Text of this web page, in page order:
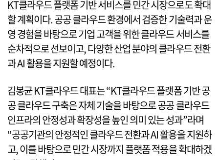
KT클라우드 플랫폼 기반 서비스를 민간 시장으로도 확대
할 계획이다. 공공 클라우드 환경에서 검증한 기술력과 운
영 경험을 바탕으로 기업 고객을 위한 클라우드 서비스를
순차적으로 선보이고, 다양한 산업 분야의 클라우드 전환
과 AI 활용을 지원할 예정이다.
김봉균 KT클라우드 대표는 “KT클라우드 플랫폼 기반 공
공 클라우드 구축은 자체 기술을 바탕으로 공공 클라우드
인프라의 안정성과 확장성을 높인 의미 있는 성과”라며
“공공기관의 안정적인 클라우드 전환과 AI 활용을 지원하
고, 이를 바탕으로 민간 시장까지 플랫폼 적용을 확대하겠